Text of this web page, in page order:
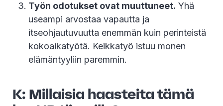
Työn odotukset ovat muuttuneet. Yhä
useampi arvostaa vapautta ja
itseohjautuvuutta enemmän kuin perinteistä
kokoaikatyötä. Keikkatyö istuu monen
elämäntyyliin paremmin.
K: Millaisia haasteita tämä